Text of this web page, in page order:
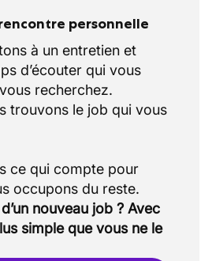
personnelle
à un entretien et
d’écouter qui vous
recherchez.
trouvons le job qui vous
ce qui compte pour
nouveau job ? Avec
simple que vous ne le